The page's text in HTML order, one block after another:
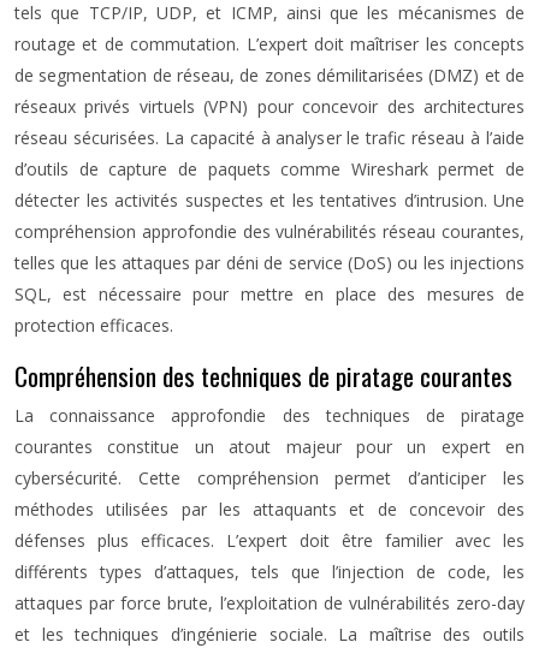
tels que TCP/IP, UDP, et ICMP, ainsi que les mécanismes de
routage et de commutation. L’expert doit maîtriser les concepts
de segmentation de réseau, de zones démilitarisées (DMZ) et de
réseaux privés virtuels (VPN) pour concevoir des architectures
réseau sécurisées. La capacité à analyser le trafic réseau à l’aide
d’outils de capture de paquets comme Wireshark permet de
détecter les activités suspectes et les tentatives d’intrusion. Une
compréhension approfondie des vulnérabilités réseau courantes,
telles que les attaques par déni de service (DoS) ou les injections
SQL, est nécessaire pour mettre en place des mesures de
protection efficaces.
Compréhension des techniques de piratage courantes
La connaissance approfondie des techniques de piratage
courantes constitue un atout majeur pour un expert en
cybersécurité. Cette compréhension permet d’anticiper les
méthodes utilisées par les attaquants et de concevoir des
défenses plus efficaces. L’expert doit être familier avec les
différents types d’attaques, tels que l’injection de code, les
attaques par force brute, l’exploitation de vulnérabilités zero-day
et les techniques d’ingénierie sociale. La maîtrise des outils